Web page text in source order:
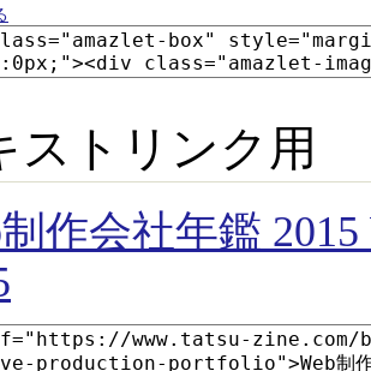
ストリンク用
作会社年鑑 2015